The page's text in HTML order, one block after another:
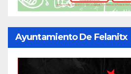
Ayuntamiento De Felanitx